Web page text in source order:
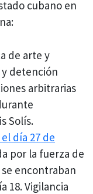
cubano en
de arte y
detención
arbitrarias
Solís.
día 27 de
por la fuerza de
encontraban
18. Vigilancia